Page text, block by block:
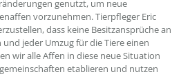
genutzt, um neue
vorzunehmen. Tierpfleger Eric
dass keine Besitzansprüche an
jeder Umzug für die Tiere einen
wir alle Affen in diese neue Situation
etablieren und nutzen